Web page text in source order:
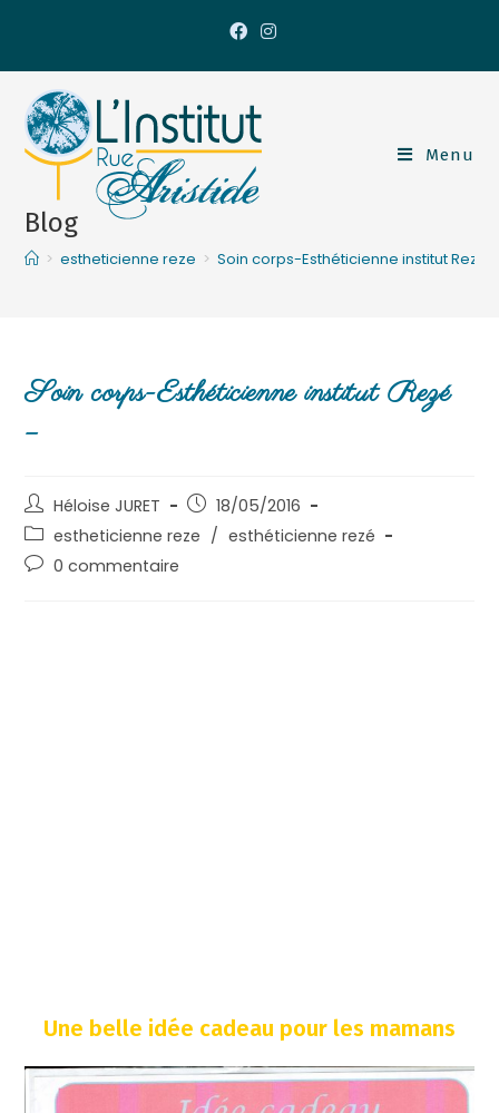
Menu
Blog
> estheticienne reze > Soin corps-Esthéticienne institut Rezé
Soin corps-Esthéticienne institut Rezé
–
Héloise JURET
18/05/2016
estheticienne reze / esthéticienne rezé
0 commentaire
Une belle idée cadeau pour les mamans